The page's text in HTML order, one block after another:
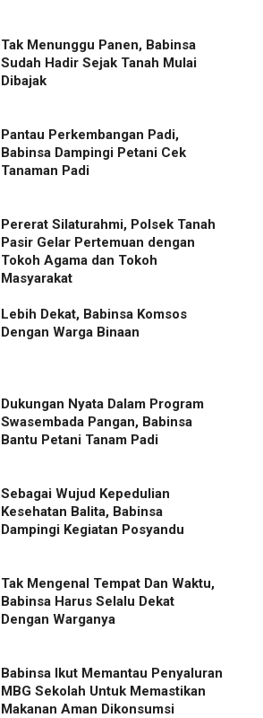
Tak Menunggu Panen, Babinsa
Sudah Hadir Sejak Tanah Mulai
Dibajak
Pantau Perkembangan Padi,
Babinsa Dampingi Petani Cek
Tanaman Padi
Pererat Silaturahmi, Polsek Tanah
Pasir Gelar Pertemuan dengan
Tokoh Agama dan Tokoh
Masyarakat
Lebih Dekat, Babinsa Komsos
Dengan Warga Binaan
Dukungan Nyata Dalam Program
Swasembada Pangan, Babinsa
Bantu Petani Tanam Padi
Sebagai Wujud Kepedulian
Kesehatan Balita, Babinsa
Dampingi Kegiatan Posyandu
Tak Mengenal Tempat Dan Waktu,
Babinsa Harus Selalu Dekat
Dengan Warganya
Babinsa Ikut Memantau Penyaluran
MBG Sekolah Untuk Memastikan
Makanan Aman Dikonsumsi